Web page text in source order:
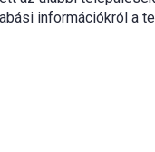
információkról a